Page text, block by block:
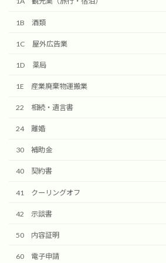
1B 酒類
1C 屋外広告業
1D 薬局
1E 産業廃棄物運搬業
22 相続・遺言書
24 離婚
30 補助金
40 契約書
41 クーリングオフ
42 示談書
50 内容証明
60 電子申請